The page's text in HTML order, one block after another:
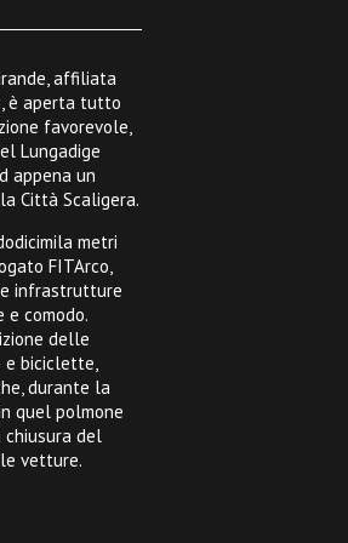
affiliata
è aperta tutto
favorevole,
Lungadige
appena un
Città Scaligera.
metri
FITArco,
infrastrutture
comodo.
delle
e biciclette,
durante la
quel polmone
del
vetture.